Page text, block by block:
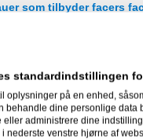
som tilbyder facers
printer i Aarhus
afJohn Stærk..., den
privatsamling -
afCookie - John
standardindstillingen
oplysninger på en enhed,
dine personlige data
administrere dine
nederste venstre hjørne af